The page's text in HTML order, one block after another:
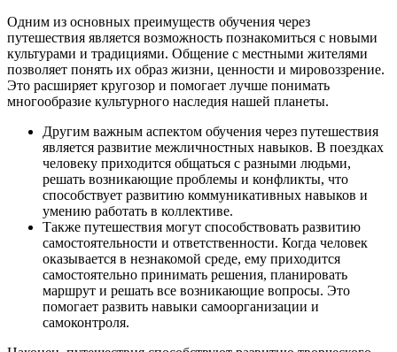
Одним из основных преимуществ обучения через
путешествия является возможность познакомиться с новыми
культурами и традициями. Общение с местными жителями
позволяет понять их образ жизни, ценности и мировоззрение.
Это расширяет кругозор и помогает лучше понимать
многообразие культурного наследия нашей планеты.
Другим важным аспектом обучения через путешествия
является развитие межличностных навыков. В поездках
человеку приходится общаться с разными людьми,
решать возникающие проблемы и конфликты, что
способствует развитию коммуникативных навыков и
умению работать в коллективе.
Также путешествия могут способствовать развитию
самостоятельности и ответственности. Когда человек
оказывается в незнакомой среде, ему приходится
самостоятельно принимать решения, планировать
маршрут и решать все возникающие вопросы. Это
помогает развить навыки самоорганизации и
самоконтроля.